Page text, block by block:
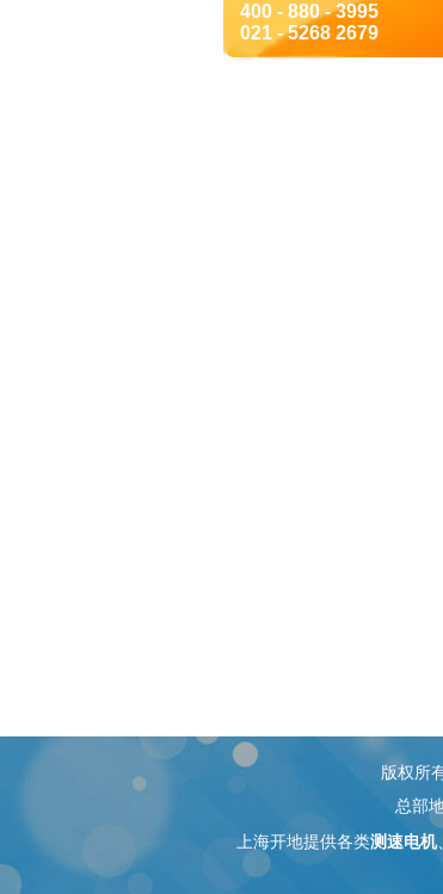
400 - 880 - 3995
021 - 5268 2679
版权所
总部
上海开地提供各类测速电机、